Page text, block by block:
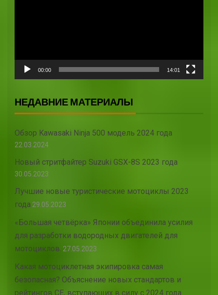
00:00 14:01
НЕДАВНИЕ МАТЕРИАЛЫ
Обзор Kawasaki Ninja 500 модель 2024 года
22.03.2024
Новый стритфайтер Suzuki GSX-8S 2023 года
30.05.2023
Лучшие новые туристические мотоциклы 2023
года 29.05.2023
«Большая четвёрка» Японии объединила усилия
для разработки водородных двигателей для
мотоциклов. 27.05.2023
Какая мотоциклетная экипировка самая
безопасная? Объяснение новых стандартов и
рейтингов CE, вступающих в силу с 2024 года.